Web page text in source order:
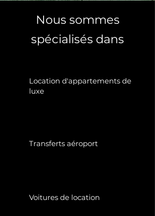
Nous sommes
spécialisés dans
Location d'appartements de
luxe
Transferts aéroport
Voitures de location